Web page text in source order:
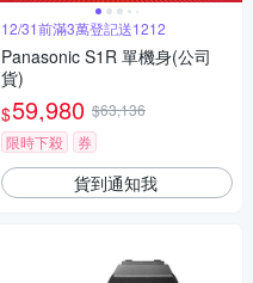
12/31前滿3萬登記送1212
Panasonic S1R 單機身(公司
貨)
$59,980 $63,136
限時下殺
券
貨到通知我